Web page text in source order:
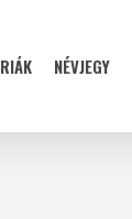
NÉVJEGY